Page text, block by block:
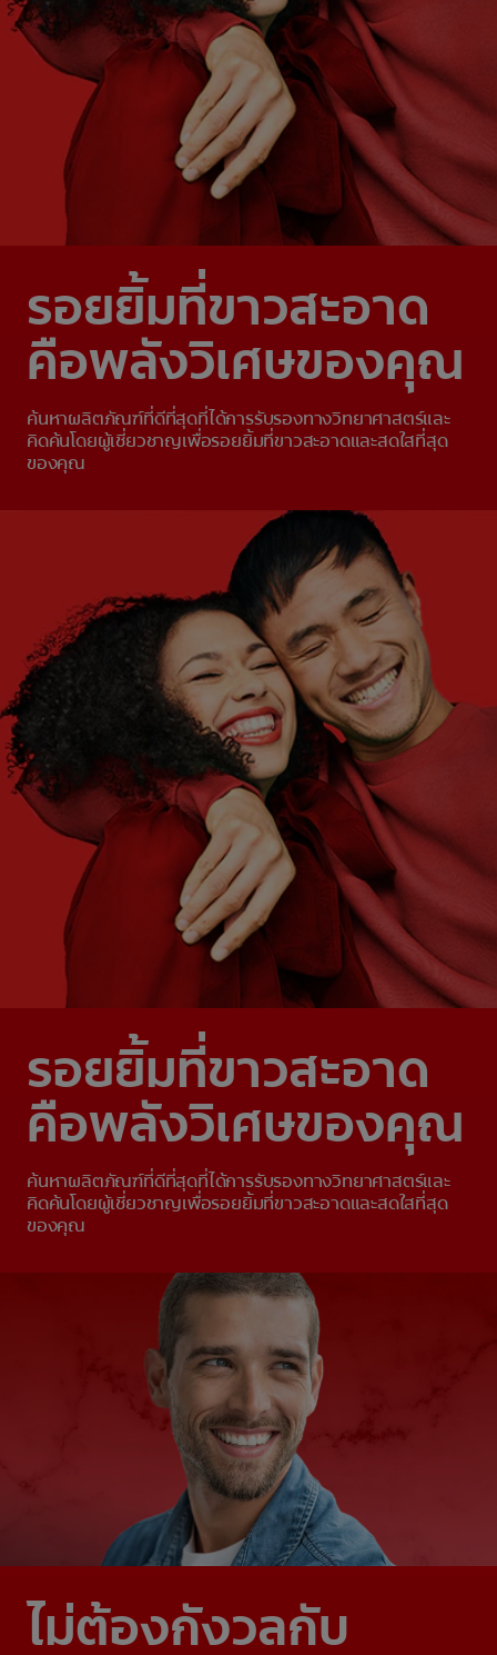
รอยยิ้มที่ขาวสะอาด
คือพลังวิเศษของคุณ
ค้นหาผลิตภัณฑ์ที่ดีที่สุดที่ได้การรับรองทางวิทยาศาสตร์และ
คิดค้นโดยผู้เชี่ยวชาญเพื่อรอยยิ้มที่ขาวสะอาดและสดใสที่สุด
ของคุณ
รอยยิ้มที่ขาวสะอาด
คือพลังวิเศษของคุณ
ค้นหาผลิตภัณฑ์ที่ดีที่สุดที่ได้การรับรองทางวิทยาศาสตร์และ
คิดค้นโดยผู้เชี่ยวชาญเพื่อรอยยิ้มที่ขาวสะอาดและสดใสที่สุด
ของคุณ
ไม่ต้องกังวลกับ